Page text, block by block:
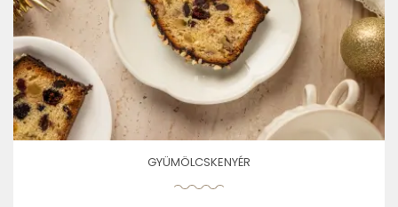
GYÜMÖLCSKENYÉR